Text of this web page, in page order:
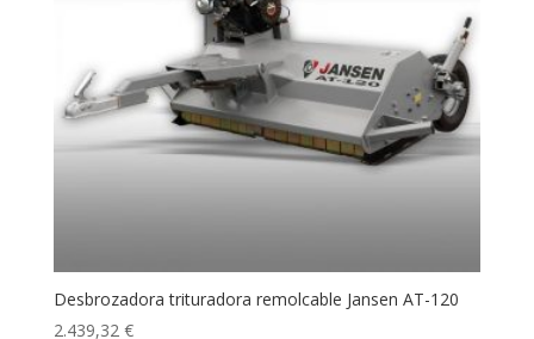
Desbrozadora trituradora remolcable Jansen AT-120
2.439,32 €